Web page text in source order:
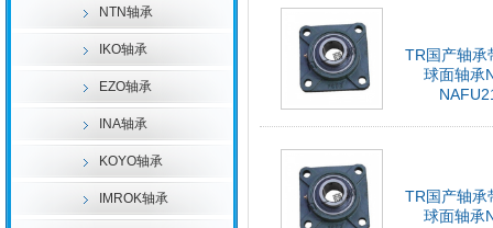
NTN轴承
IKO轴承
EZO轴承
INA轴承
KOYO轴承
IMROK轴承
TR国产轴承
球面轴承
TR国产轴承
球面轴承